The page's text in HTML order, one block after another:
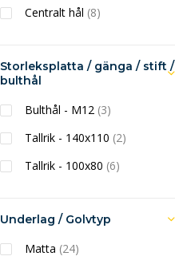
Centralt hål (8)
Storleksplatta / gänga / stift /
bulthål
Bulthål - M12 (3)
Tallrik - 140x110 (2)
Tallrik - 100x80 (6)
Underlag / Golvtyp
Matta (24)